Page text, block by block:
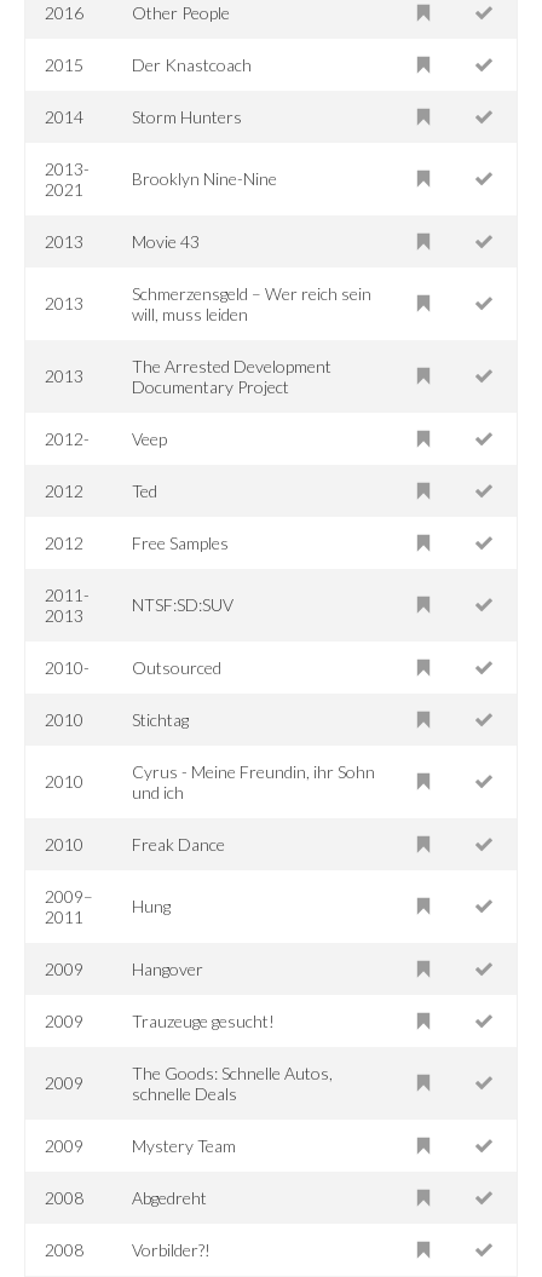
2016 Other People
2015 Der Knastcoach
2014 Storm Hunters
2013-
2021
Brooklyn Nine-Nine
2013 Movie 43
2013
Schmerzensgeld – Wer reich sein
will, muss leiden
2013
The Arrested Development
Documentary Project
2012- Veep
2012 Ted
2012 Free Samples
2011-
2013
NTSF:SD:SUV
2010- Outsourced
2010 Stichtag
2010
Cyrus - Meine Freundin, ihr Sohn
und ich
2010 Freak Dance
2009–
2011
Hung
2009 Hangover
2009 Trauzeuge gesucht!
2009
The Goods: Schnelle Autos,
schnelle Deals
2009 Mystery Team
2008 Abgedreht
2008 Vorbilder?!